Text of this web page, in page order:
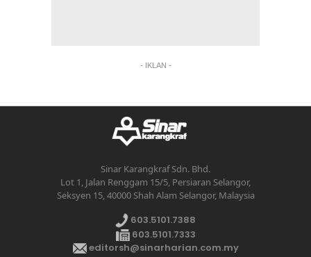
- IKLAN -
Sinar Karangkraf Sdn. Bhd.
Lot 1, Jalan Renggam 15/5, Persiaran Selangor,
Seksyen 15, 40000 Shah Alam Selangor, Malaysia
603.5101.7388
603.5101.7333
editorsh@sinarharian.com.my